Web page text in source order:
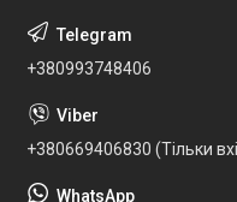
+380993748406
+380669406830 (Тільки